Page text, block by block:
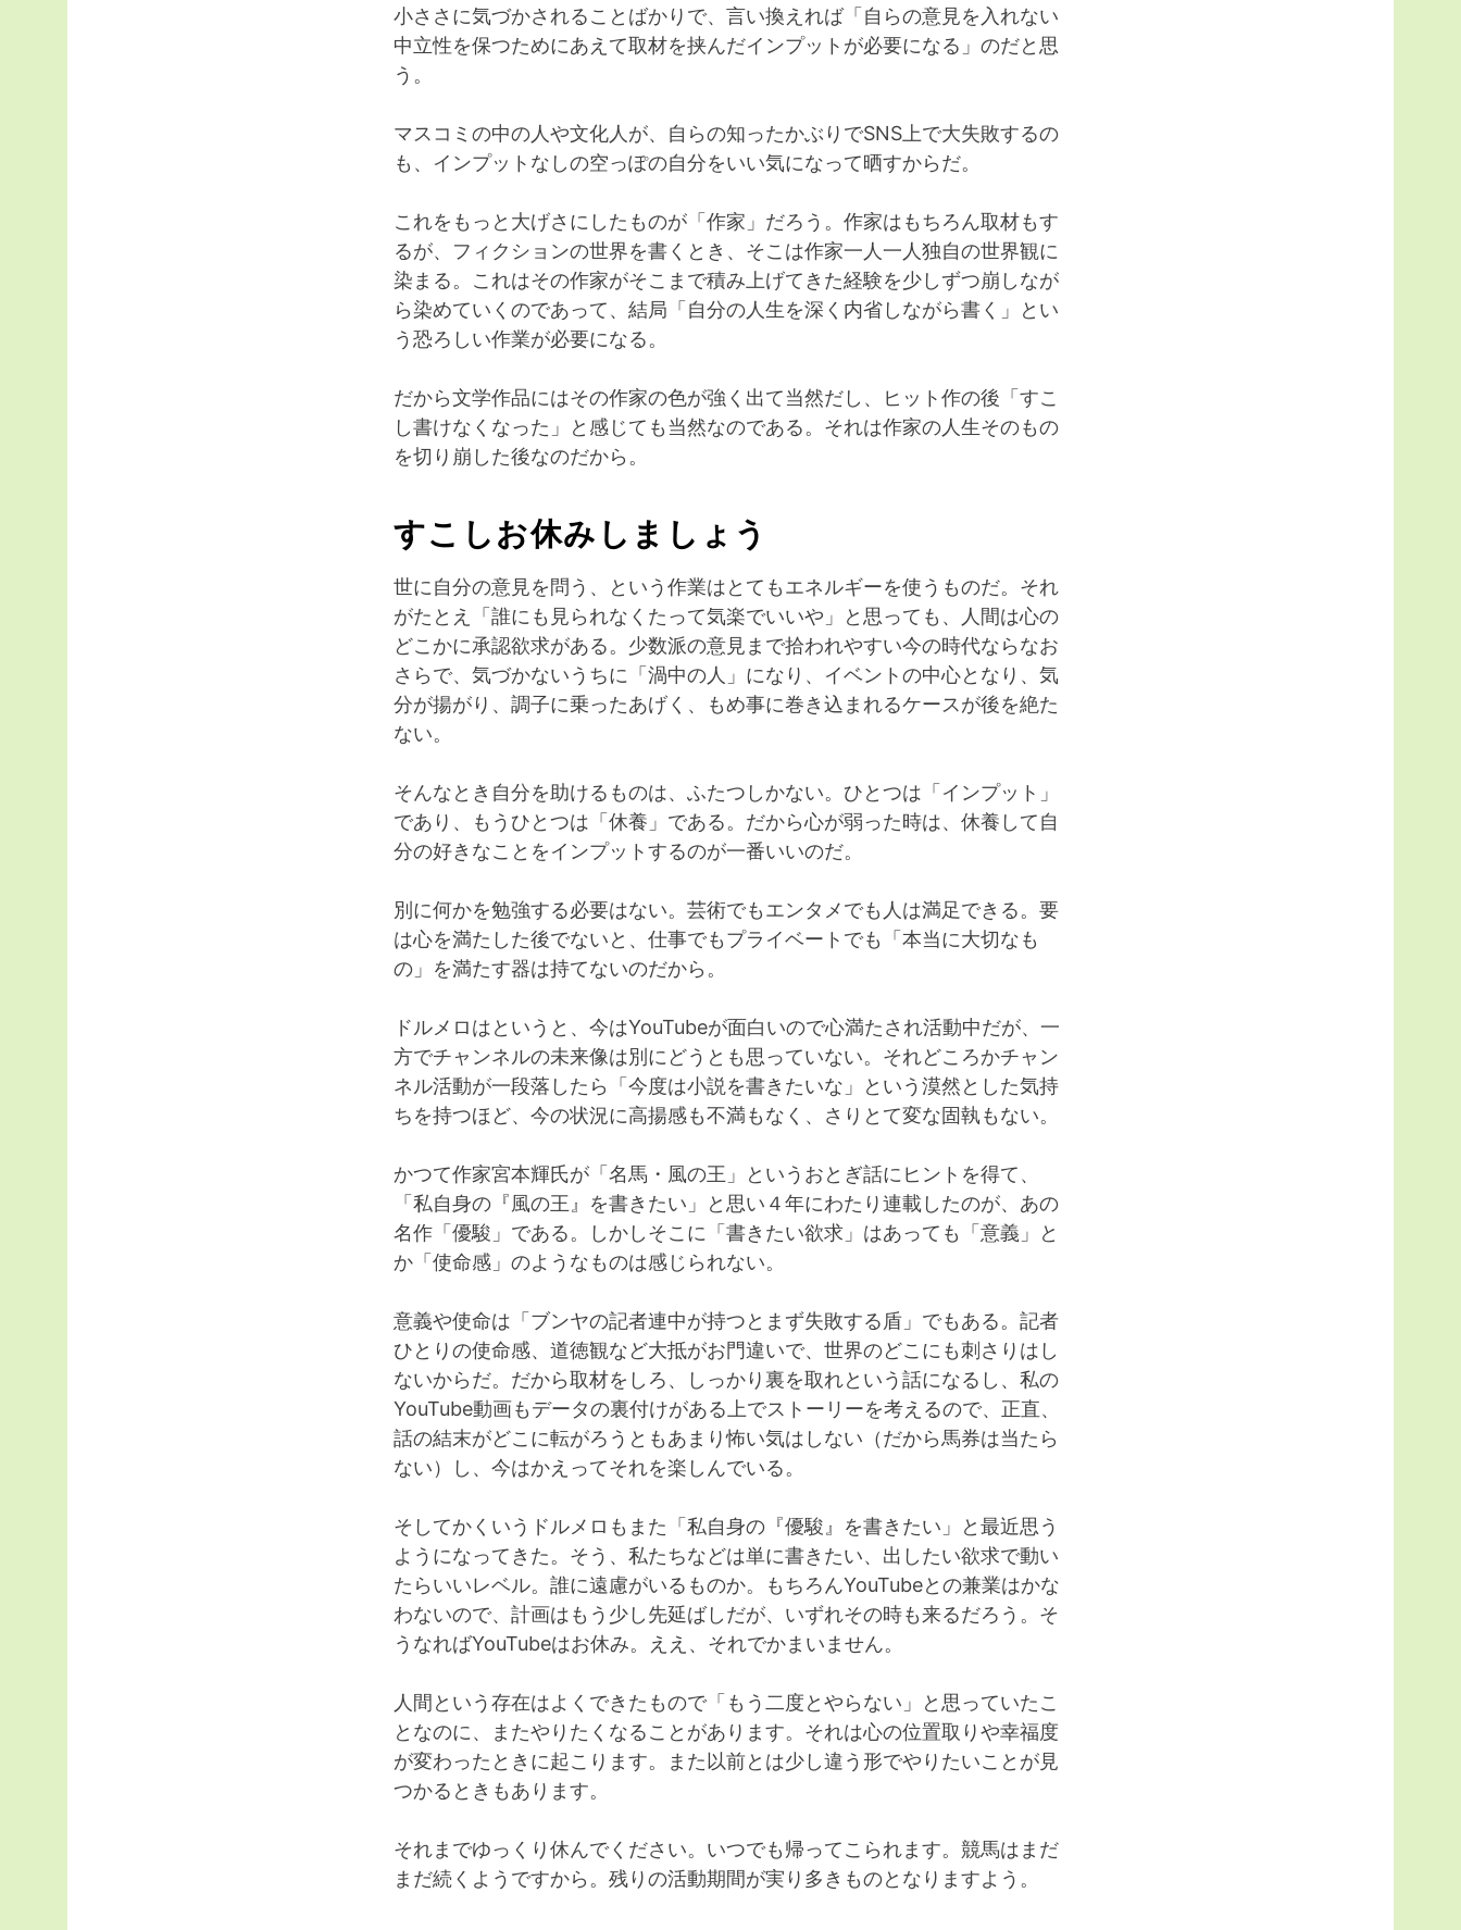
小ささに気づかされることばかりで、言い換えれば「自らの意見を入れない
中立性を保つためにあえて取材を挟んだインプットが必要になる」のだと思
う。
マスコミの中の人や文化人が、自らの知ったかぶりでSNS上で大失敗するの
も、インプットなしの空っぽの自分をいい気になって晒すからだ。
これをもっと大げさにしたものが「作家」だろう。作家はもちろん取材もす
るが、フィクションの世界を書くとき、そこは作家一人一人独自の世界観に
染まる。これはその作家がそこまで積み上げてきた経験を少しずつ崩しなが
ら染めていくのであって、結局「自分の人生を深く内省しながら書く」とい
う恐ろしい作業が必要になる。
だから文学作品にはその作家の色が強く出て当然だし、ヒット作の後「すこ
し書けなくなった」と感じても当然なのである。それは作家の人生そのもの
を切り崩した後なのだから。
すこしお休みしましょう
世に自分の意見を問う、という作業はとてもエネルギーを使うものだ。それ
がたとえ「誰にも見られなくたって気楽でいいや」と思っても、人間は心の
どこかに承認欲求がある。少数派の意見まで拾われやすい今の時代ならなお
さらで、気づかないうちに「渦中の人」になり、イベントの中心となり、気
分が揚がり、調子に乗ったあげく、もめ事に巻き込まれるケースが後を絶た
ない。
そんなとき自分を助けるものは、ふたつしかない。ひとつは「インプット」
であり、もうひとつは「休養」である。だから心が弱った時は、休養して自
分の好きなことをインプットするのが一番いいのだ。
別に何かを勉強する必要はない。芸術でもエンタメでも人は満足できる。要
は心を満たした後でないと、仕事でもプライベートでも「本当に大切なも
の」を満たす器は持てないのだから。
ドルメロはというと、今はYouTubeが面白いので心満たされ活動中だが、一
方でチャンネルの未来像は別にどうとも思っていない。それどころかチャン
ネル活動が一段落したら「今度は小説を書きたいな」という漠然とした気持
ちを持つほど、今の状況に高揚感も不満もなく、さりとて変な固執もない。
かつて作家宮本輝氏が「名馬・風の王」というおとぎ話にヒントを得て、
「私自身の『風の王』を書きたい」と思い４年にわたり連載したのが、あの
名作「優駿」である。しかしそこに「書きたい欲求」はあっても「意義」と
か「使命感」のようなものは感じられない。
意義や使命は「ブンヤの記者連中が持つとまず失敗する盾」でもある。記者
ひとりの使命感、道徳観など大抵がお門違いで、世界のどこにも刺さりはし
ないからだ。だから取材をしろ、しっかり裏を取れという話になるし、私の
YouTube動画もデータの裏付けがある上でストーリーを考えるので、正直、
話の結末がどこに転がろうともあまり怖い気はしない（だから馬券は当たら
ない）し、今はかえってそれを楽しんでいる。
そしてかくいうドルメロもまた「私自身の『優駿』を書きたい」と最近思う
ようになってきた。そう、私たちなどは単に書きたい、出したい欲求で動い
たらいいレベル。誰に遠慮がいるものか。もちろんYouTubeとの兼業はかな
わないので、計画はもう少し先延ばしだが、いずれその時も来るだろう。そ
うなればYouTubeはお休み。ええ、それでかまいません。
人間という存在はよくできたもので「もう二度とやらない」と思っていたこ
となのに、またやりたくなることがあります。それは心の位置取りや幸福度
が変わったときに起こります。また以前とは少し違う形でやりたいことが見
つかるときもあります。
それまでゆっくり休んでください。いつでも帰ってこられます。競馬はまだ
まだ続くようですから。残りの活動期間が実り多きものとなりますよう。